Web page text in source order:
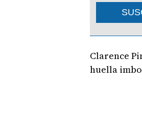
Clarence
huella